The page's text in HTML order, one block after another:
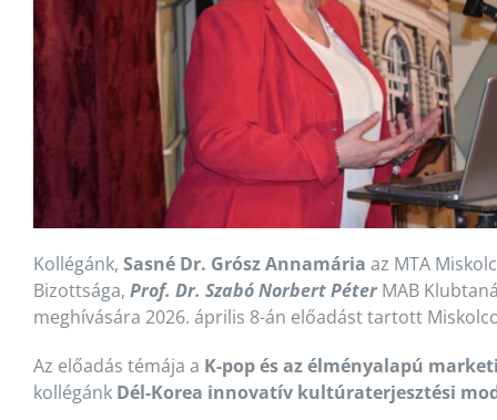
Kollégánk, Sasné Dr. Grósz Annamária az MTA
Bizottsága, Prof. Dr. Szabó Norbert PéterMAB
meghívására 2026. április 8-án előadást tartott
Az előadás témája a K-pop és az élményalapú
kollégánkDél-Korea innovatív kultúraterjesztési